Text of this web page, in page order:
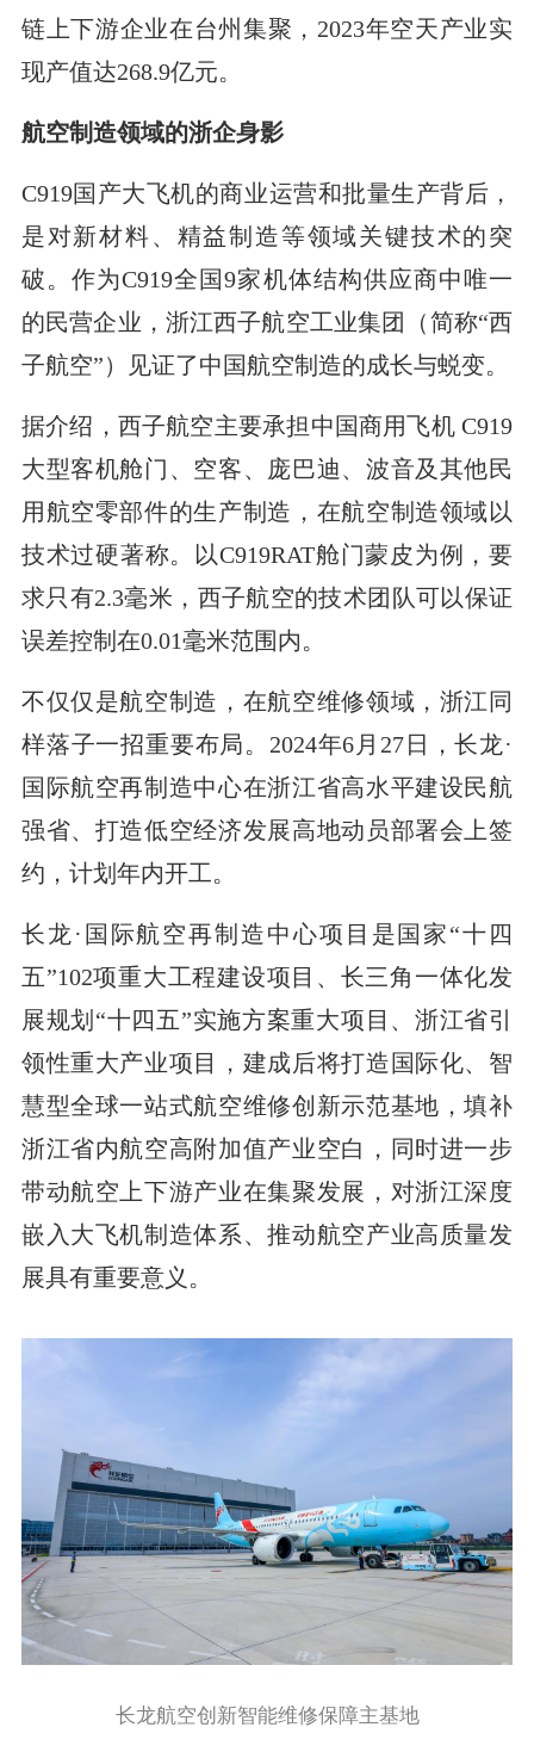
链上下游企业在台州集聚，2023年空天产业实
现产值达268.9亿元。
航空制造领域的浙企身影
C919国产大飞机的商业运营和批量生产背后，
是对新材料、精益制造等领域关键技术的突
破。作为C919全国9家机体结构供应商中唯一
的民营企业，浙江西子航空工业集团（简称“西
子航空”）见证了中国航空制造的成长与蜕变。
据介绍，西子航空主要承担中国商用飞机 C919
大型客机舱门、空客、庞巴迪、波音及其他民
用航空零部件的生产制造，在航空制造领域以
技术过硬著称。以C919RAT舱门蒙皮为例，要
求只有2.3毫米，西子航空的技术团队可以保证
误差控制在0.01毫米范围内。
不仅仅是航空制造，在航空维修领域，浙江同
样落子一招重要布局。2024年6月27日，长龙·
国际航空再制造中心在浙江省高水平建设民航
强省、打造低空经济发展高地动员部署会上签
约，计划年内开工。
长龙·国际航空再制造中心项目是国家“十四
五”102项重大工程建设项目、长三角一体化发
展规划“十四五”实施方案重大项目、浙江省引
领性重大产业项目，建成后将打造国际化、智
慧型全球一站式航空维修创新示范基地，填补
浙江省内航空高附加值产业空白，同时进一步
带动航空上下游产业在集聚发展，对浙江深度
嵌入大飞机制造体系、推动航空产业高质量发
展具有重要意义。
长龙航空创新智能维修保障主基地